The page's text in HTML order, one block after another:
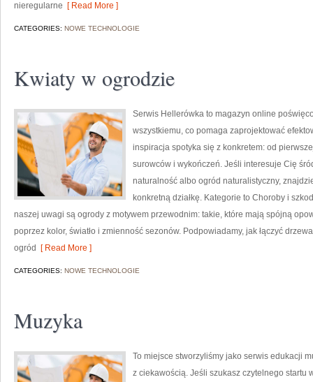
nieregularne [ Read More ]
CATEGORIES: NOWE TECHNOLOGIE
Kwiaty w ogrodzie
Serwis Hellerówka to magazyn online
wszystkiemu, co pomaga zaprojektować
inspiracja spotyka się z konkretem: od
surowców i wykończeń. Jeśli interesuje Cię
naturalność albo ogród naturalistyczny,
konkretną działkę. Kategorie to Choroby i
naszej uwagi są ogrody z motywem przewodnim: takie, które mają spójną
poprzez kolor, światło i zmienność sezonów. Podpowiadamy, jak łączyć
ogród
[ Read More ]
CATEGORIES: NOWE TECHNOLOGIE
Muzyka
To miejsce stworzyliśmy jako serwis edukacji
z ciekawością. Jeśli szukasz czytelnego startu